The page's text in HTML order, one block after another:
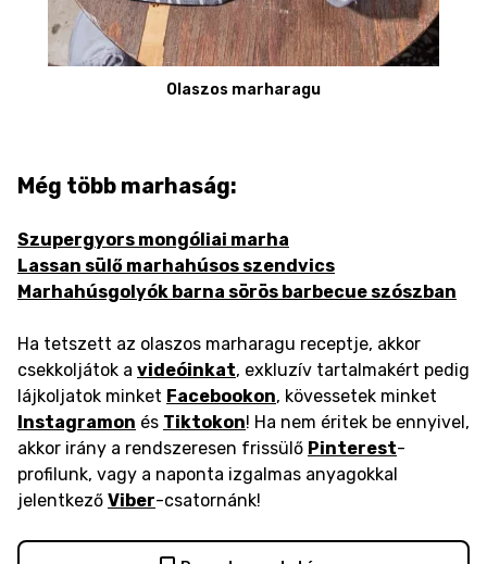
Olaszos marharagu
Még több marhaság:
Szupergyors mongóliai marha
Lassan sülő marhahúsos szendvics
Marhahúsgolyók barna sörös barbecue szószban
Ha tetszett az olaszos marharagu receptje, akkor
csekkoljátok a videóinkat, exkluzív tartalmakért pedig
lájkoljatok minket Facebookon, kövessetek minket
Instagramon és Tiktokon! Ha nem éritek be ennyivel,
akkor irány a rendszeresen frissülő Pinterest-
profilunk, vagy a naponta izgalmas anyagokkal
jelentkező Viber-csatornánk!